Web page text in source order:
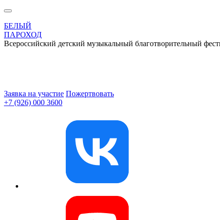
БЕЛЫЙ
ПАРОХОД
Всероссийский детский музыкальный благотворительный
Заявка на участие Пожертвовать
+7 (926) 000 3600